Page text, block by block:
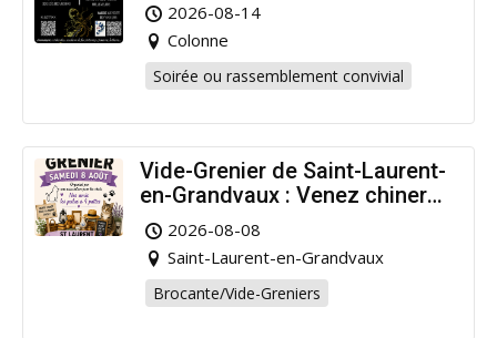
2026-08-14
Colonne
Soirée ou rassemblement convivial
Vide-Grenier de Saint-Laurent-
en-Grandvaux : Venez chiner
pour la bonne cause !
2026-08-08
Saint-Laurent-en-Grandvaux
Brocante/Vide-Greniers